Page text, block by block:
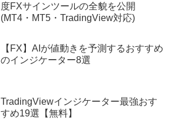
度FXサインツールの全貌を公開
(MT4・MT5・TradingView対応)
【FX】AIが値動きを予測するおすすめ
のインジケーター8選
TradingViewインジケーター最強おす
すめ19選【無料】